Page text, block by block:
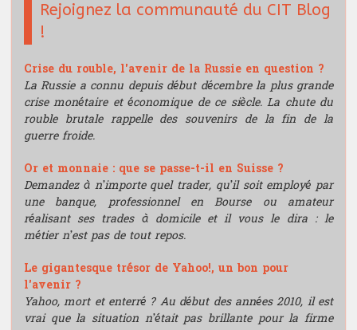
Rejoignez la communauté du CIT Blog
!
Crise du rouble, l'avenir de la Russie en question ?
La Russie a connu depuis début décembre la plus grande
crise monétaire et économique de ce siècle. La chute du
rouble brutale rappelle des souvenirs de la fin de la
guerre froide.
Or et monnaie : que se passe-t-il en Suisse ?
Demandez à n’importe quel trader, qu’il soit employé par
une banque, professionnel en Bourse ou amateur
réalisant ses trades à domicile et il vous le dira : le
métier n’est pas de tout repos.
Le gigantesque trésor de Yahoo!, un bon pour
l'avenir ?
Yahoo, mort et enterré ? Au début des années 2010, il est
vrai que la situation n’était pas brillante pour la firme